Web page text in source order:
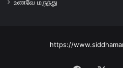
உணவே மருந்து
https://